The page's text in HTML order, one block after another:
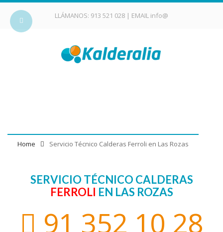
LLÁMANOS: 913 521 028 | EMAIL info@
Home Servicio Técnico Calderas Ferroli en Las Rozas
SERVICIO TÉCNICO CALDERAS
FERROLI EN LAS ROZAS
91 352 10 28